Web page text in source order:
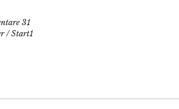
31
/Start1